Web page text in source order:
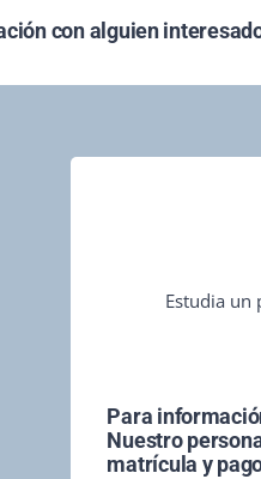
con alguien
Estudia un
Para
Nuestro
matrícula y